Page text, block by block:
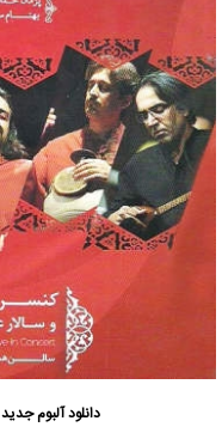
دانلود آلبوم جدید